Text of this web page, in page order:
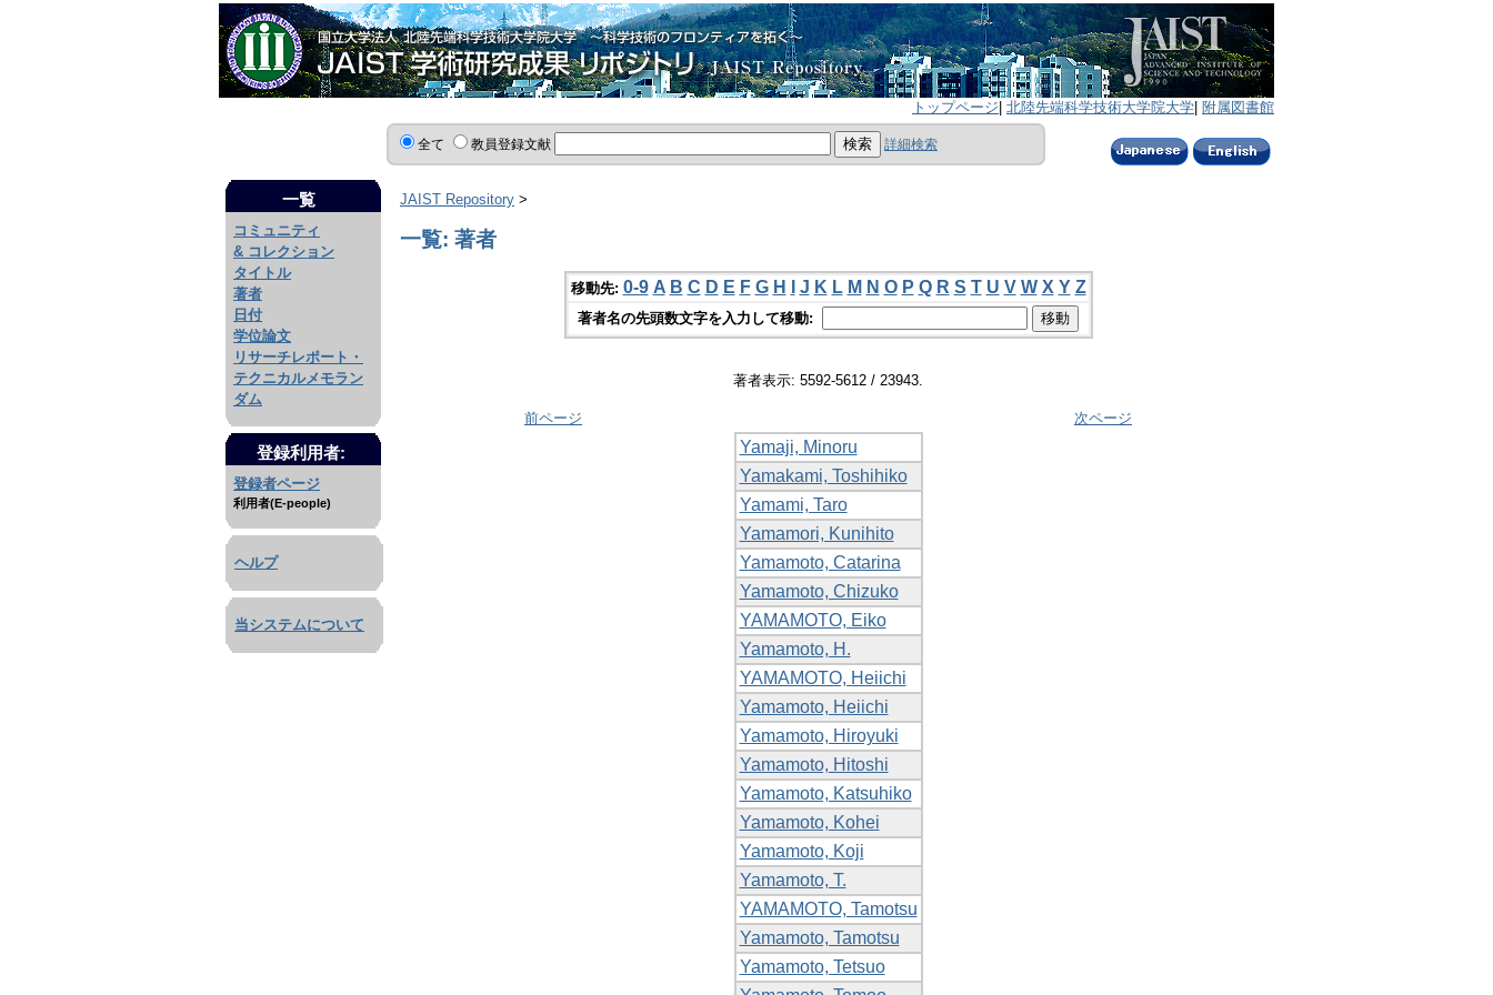
トップページ 北陸先端科学技術大学院大学 附属図書館
全て 教員登録文献 詳細検索
一覧
コミュニティ
& コレクション
タイトル
著者
日付
学位論文
リサーチレポート・
テクニカルメモラン
ダム
登録利用者:
登録者ページ
利用者(E-people)
ヘルプ
当システムについて
JAIST Repository >
一覧: 著者
移動先: 0-9 A B C D E F G H J K L M N O P Q R S T U V W X Y Z
著者名の先頭数文字を入力して移動:
著者表示: 5592-5612 / 23943.
前ページ 次ページ
Yamaji, Minoru
Yamakami, Toshihiko
Yamami, Taro
Yamamori, Kunihito
Yamamoto, Catarina
Yamamoto, Chizuko
YAMAMOTO, Eiko
Yamamoto, H.
YAMAMOTO, Heiichi
Yamamoto, Heiichi
Yamamoto, Hiroyuki
Yamamoto, Hitoshi
Yamamoto, Katsuhiko
Yamamoto, Kohei
Yamamoto, Koji
Yamamoto, T.
YAMAMOTO, Tamotsu
Yamamoto, Tamotsu
Yamamoto, Tetsuo